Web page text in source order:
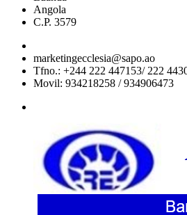
Angola
C.P. 3579
marketingecclesia@sapo.ao
Tfno.: +244 222 447153/ 222
Movil: 934218258 / 934906473